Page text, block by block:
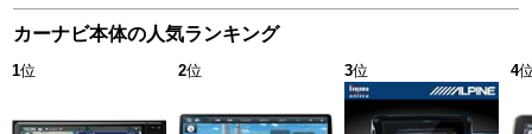
カーナビ本体の人気ランキング
1位 2位 3位 4